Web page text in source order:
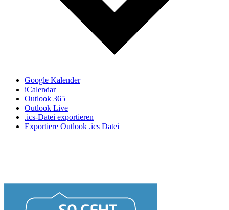
Google Kalender
iCalendar
Outlook 365
Outlook Live
.ics-Datei exportieren
Exportiere Outlook .ics Datei